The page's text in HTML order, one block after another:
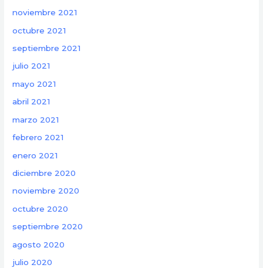
noviembre 2021
octubre 2021
septiembre 2021
julio 2021
mayo 2021
abril 2021
marzo 2021
febrero 2021
enero 2021
diciembre 2020
noviembre 2020
octubre 2020
septiembre 2020
agosto 2020
julio 2020